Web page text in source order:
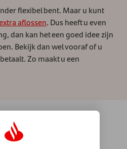
flexibel bent. Maar u kunt
aflossen. Dus heeft u even
dan kan het een goed idee zijn
Bekijk dan wel vooraf of u
Zo maakt u een
voor het